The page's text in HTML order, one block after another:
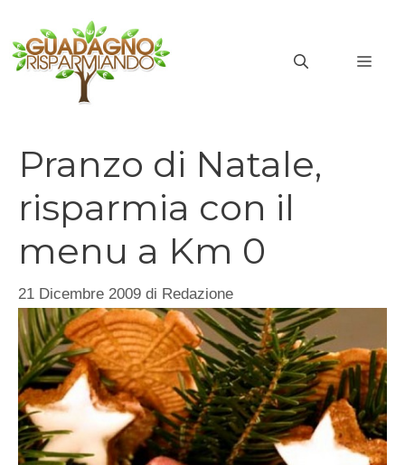
contenuto
Pranzo di Natale,
risparmia con il
menu a Km 0
21 Dicembre 2009 di Redazione